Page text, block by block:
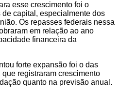
esse crescimento foi o
capital, especialmente dos
Os repasses federais nessa
em relação ao ano
financeira da
forte expansão foi o das
registraram crescimento
quanto na previsão anual.